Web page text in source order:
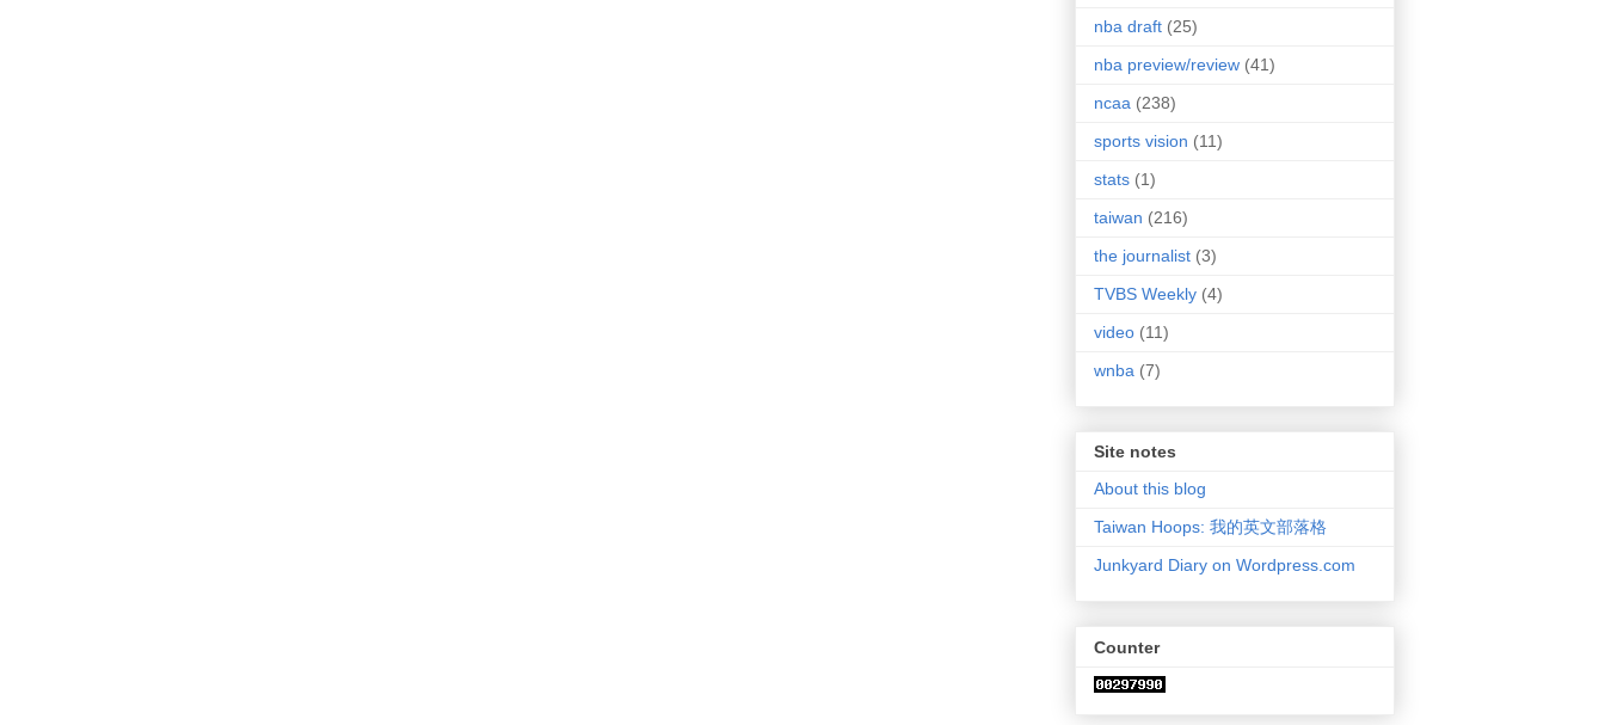
nba draft (25)
nba preview/review (41)
ncaa (238)
sports vision (11)
stats (1)
taiwan (216)
the journalist (3)
TVBS Weekly (4)
video (11)
wnba (7)
Site notes
About this blog
Taiwan Hoops: 我的英文部落格
Junkyard Diary on Wordpress.com
Counter